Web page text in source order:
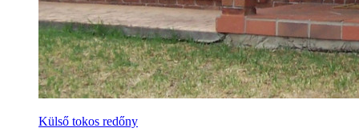
Külső tokos redőny